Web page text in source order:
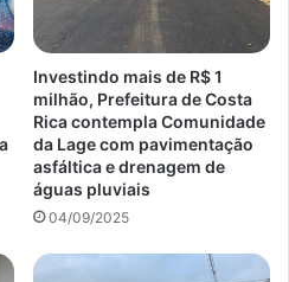
Investindo mais de R$ 1
milhão, Prefeitura de Costa
Rica contempla Comunidade
da Lage com pavimentação
asfáltica e drenagem de
águas pluviais
04/09/2025